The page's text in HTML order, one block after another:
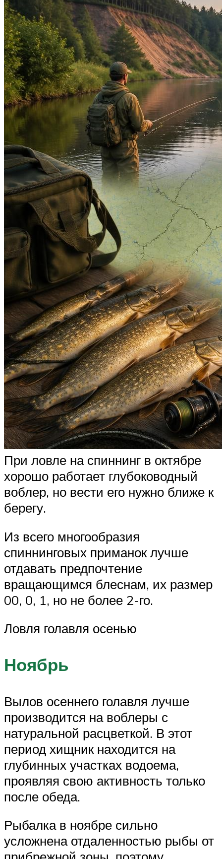
При ловле на спиннинг в октябре
хорошо работает глубоководный
воблер, но вести его нужно ближе к
берегу.
Из всего многообразия
спиннинговых приманок лучше
отдавать предпочтение
вращающимся блеснам, их размер
00, 0, 1, но не более 2-го.
Ловля голавля осенью
Ноябрь
Вылов осеннего голавля лучше
производится на воблеры с
натуральной расцветкой. В этот
период хищник находится на
глубинных участках водоема,
проявляя свою активность только
после обеда.
Рыбалка в ноябре сильно
усложнена отдаленностью рыбы от